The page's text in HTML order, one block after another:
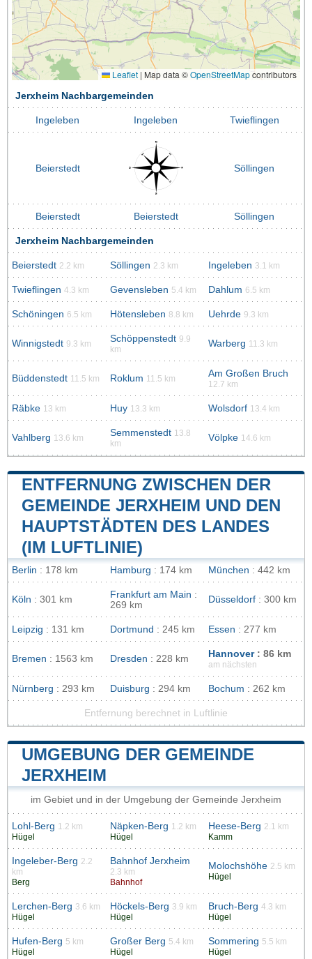
Leaflet | Map data ©OpenStreetMapcontributors
Jerxheim Nachbargemeinden
Ingeleben Ingeleben Twieflingen
Beierstedt Söllingen
Beierstedt Beierstedt Söllingen
Jerxheim Nachbargemeinden
Beierstedt 2.2 km Söllingen 2.3 km Ingeleben 3.1 km
Twieflingen 4.3 km Gevensleben 5.4 km Dahlum 6.5 km
Schöningen 6.5 km Hötensleben 8.8 km Uehrde 9.3 km
Winnigstedt 9.3 km Schöppenstedt 9.9
km
Warberg 11.3 km
Büddenstedt 11.5 km Roklum 11.5 km Am Großen Bruch
12.7 km
Räbke 13 km Huy 13.3 km Wolsdorf 13.4 km
Vahlberg 13.6 km Semmenstedt 13.8
km
Völpke 14.6 km
ENTFERNUNG ZWISCHEN DER
GEMEINDE JERXHEIM UND DEN
HAUPTSTÄDTEN DES LANDES
(IM LUFTLINIE)
Berlin : 178 km Hamburg : 174 km München : 442 km
Köln : 301 km Frankfurt am Main :
269 km
Düsseldorf : 300 km
Leipzig : 131 km Dortmund : 245 km Essen : 277 km
Bremen : 1563 km Dresden : 228 km Hannover: 86 km
am nächsten
Nürnberg : 293 km Duisburg : 294 km Bochum : 262 km
Entfernung berechnet in Luftlinie
UMGEBUNG DER GEMEINDE
JERXHEIM
im Gebiet und in der Umgebung der Gemeinde Jerxheim
Lohl-Berg 1.2 km
Hügel
Näpken-Berg 1.2 km
Hügel
Heese-Berg 2.1 km
Kamm
Ingeleber-Berg 2.2
km
Berg
Bahnhof Jerxheim
2.3 km
Bahnhof
Molochshöhe 2.5 km
Hügel
Lerchen-Berg 3.6 km
Hügel
Höckels-Berg 3.9 km
Hügel
Bruch-Berg 4.3 km
Hügel
Hufen-Berg 5 km
Hügel
Großer Berg 5.4 km
Hügel
Sommering 5.5 km
Hügel